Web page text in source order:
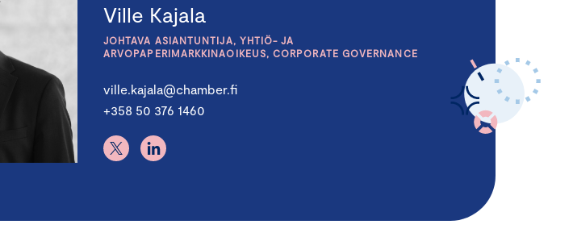
Ville Kajala
JOHTAVA ASIANTUNTIJA, YHTIÖ- JA
ARVOPAPERIMARKKINAOIKEUS, CORPORATE GOVERNANCE
ville.kajala@chamber.fi
+358 50 376 1460